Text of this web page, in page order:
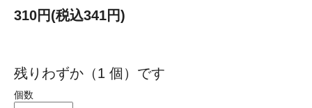
310円(税込341円)
残りわずか（1 個）です
個数